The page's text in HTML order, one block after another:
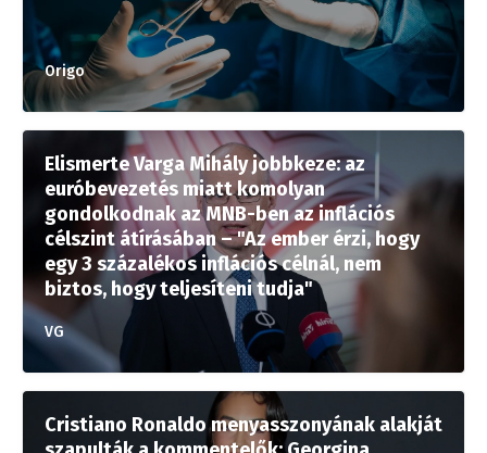
Origo
Elismerte Varga Mihály jobbkeze: az
euróbevezetés miatt komolyan
gondolkodnak az MNB-ben az inflációs
célszint átírásában – "Az ember érzi, hogy
egy 3 százalékos inflációs célnál, nem
biztos, hogy teljesíteni tudja"
VG
Cristiano Ronaldo menyasszonyának alakját